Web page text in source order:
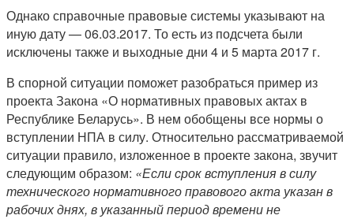
Однако справочные правовые системы указывают на
иную дату — 06.03.2017. То есть из подсчета были
исключены также и выходные дни 4 и 5 марта 2017 г.
В спорной ситуации поможет разобраться пример из
проекта Закона «О нормативных правовых актах в
Республике Беларусь». В нем обобщены все нормы о
вступлении НПА в силу. Относительно рассматриваемой
ситуации правило, изложенное в проекте закона, звучит
следующим образом: «Если срок вступления в силу
технического нормативного правового акта указан в
рабочих днях, в указанный период времени не